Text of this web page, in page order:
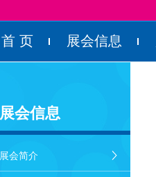
首 页 展会信息
展会信息
展会简介